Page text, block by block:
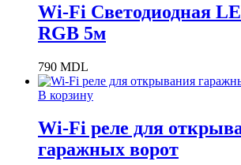
Wi-Fi Светодиодная
RGB 5м
790 MDL
В корзину
Wi-Fi реле для
гаражных ворот